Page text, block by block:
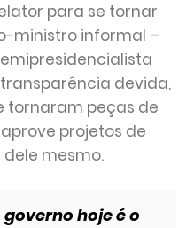
para se tornar
ministro informal –
devida,
tornaram peças de
projetos de
mesmo.
hoje é o